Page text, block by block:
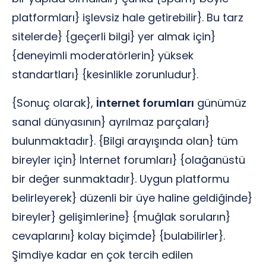
platformları} işlevsiz hale getirebilir}. Bu tarz
sitelerde} {geçerli bilgi} yer almak için}
{deneyimli moderatörlerin} yüksek
standartları} {kesinlikle zorunludur}.
{Sonuç olarak}, İnternet forumları günümüz
sanal dünyasının} ayrılmaz parçaları}
bulunmaktadır}. {Bilgi arayışında olan} tüm
bireyler için} İnternet forumları} {olağanüstü
bir değer sunmaktadır}. Uygun platformu
belirleyerek} düzenli bir üye haline geldiğinde}
bireyler} gelişimlerine} {muğlak soruların}
cevaplarını} kolay biçimde} {bulabilirler}.
Şimdiye kadar en çok tercih edilen